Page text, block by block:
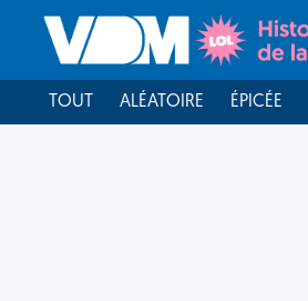
TOUT ALÉATOIRE ÉPICÉE